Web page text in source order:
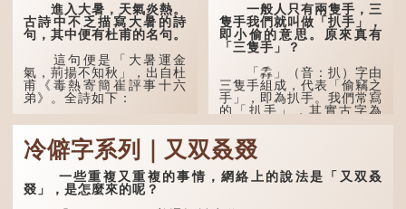
進入大暑，天氣炎熱。
古詩中不乏描寫大暑的詩
句，其中便有杜甫的名句。
這句便是「大暑運金
氣，荊揚不知秋」，出自杜
甫《毒熱寄簡崔評事十六
弟》。全詩如下：
大暑運金氣，荊揚不知
秋。
林下有塌翼，水中無行
五行當中「金」對應秋
一般人只有兩隻手，三
隻手我們就叫做「扒手」，
即小偷的意思。原來真有
「三隻手」？
「掱」（音：扒）字由
三隻手組成，代表「偷竊之
手」，即為扒手。我們常寫
的「扒手」，其實古字為
「掱手」。
清·徐珂《清稗類鈔．
盜賊類．掱手》記載：「滬
人呼翦綹賊曰掱手，猶言扒
手也，亦曰癟三碼子。」
冷僻字系列｜又双叒叕
一些重複又重複的事情，網絡上的說法是「又双叒
叕」，是怎麼來的呢？